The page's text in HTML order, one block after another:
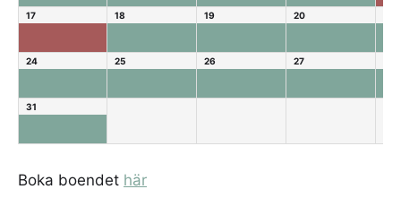
17 18 19 20
24 25 26 27
31
Boka boendet här